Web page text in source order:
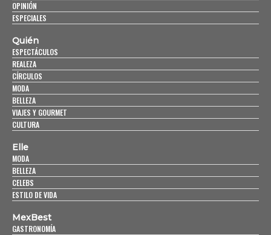
OPINIÓN
ESPECIALES
Quién
ESPECTÁCULOS
REALEZA
CÍRCULOS
MODA
BELLEZA
VIAJES Y GOURMET
CULTURA
Elle
MODA
BELLEZA
CELEBS
ESTILO DE VIDA
MexBest
GASTRONOMÍA